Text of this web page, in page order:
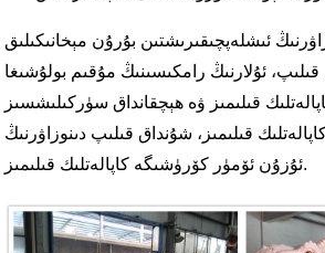
ئىشلەپچىقىرىشتىن بۇرۇن مېخانىكىلىق
قىلىپ، ئۇلارنىڭ رامكىسىنىڭ مۇقىم بولۇشىغا
قىلىمىز ۋە ھېچقانداق سۈركىلىشسىز
كاپالەتلىك قىلىمىز، شۇنداق قىلىپ دىنوزاۋرنىڭ
ئۇزۇن ئۆمۈر كۆرۈشىگە كاپالەتلىك قىلىمىز.